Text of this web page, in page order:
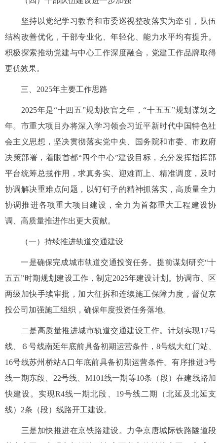
坚持以党纪学习教育和市委巡视整改落实为牵引，队伍
结构改善优化，干部专业化、年轻化、能力水平均有提升。
积极探索推动党建与中心工作深度融合，党建工作品牌取得
更优效果。
三、2025年主要工作思路
2025年是“十四五”规划收官之年，“十五五”规划谋划之
年。市重大项目办将深入学习领会习近平新时代中国特色社
会主义思想，坚决贯彻落实党中央、国务院和市委、市政府
决策部署，着眼首都“四个中心”建设目标，充分发挥指挥部
平台统筹总揽作用，求真务实、迎难而上、精准调度，及时
协调解决重难点问题，以钉钉子的精神抓落实，高质量全力
协调推进各项重大项目建设，全力为首都重大工程建设协
调、高质量推进作出更大贡献。
（一）持续推进轨道交通建设
一是确保完成城市轨道交通投资任务。提前谋划研究“十
五五”时期规划建设工作，制定2025年建设计划。协调市、区
两级加快手续审批，加大征拆和连续施工保障力度，督促京
投公司加强施工组织，确保年度投资任务落地。
二是高质量推进城市轨道交通建设工作。计划实现17号
线、６号线南延年底前具备初期运营条件，8号线大红门站、
16号线苏州桥站A口年底前具备初期运营条件。有序推进3号
线一期东段、22号线、M101线一期等10条（段）在建线路加
快建设。实现R4线一期北段、19号线二期（北延及北延支
线）2条（段）线路开工建设。
三是加快推进在京铁路建设。力争京唐城际铁路隧道段